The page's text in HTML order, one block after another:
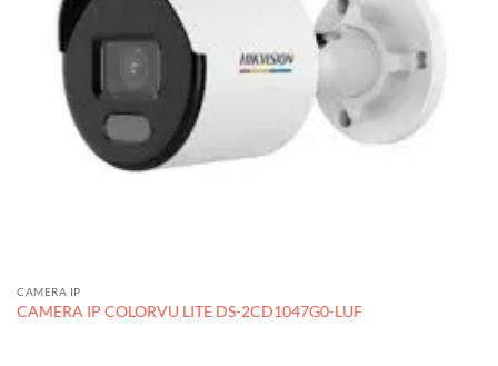
CAMERA IP
CAMERA IP COLORVU LITE DS-2CD1047G0-LUF